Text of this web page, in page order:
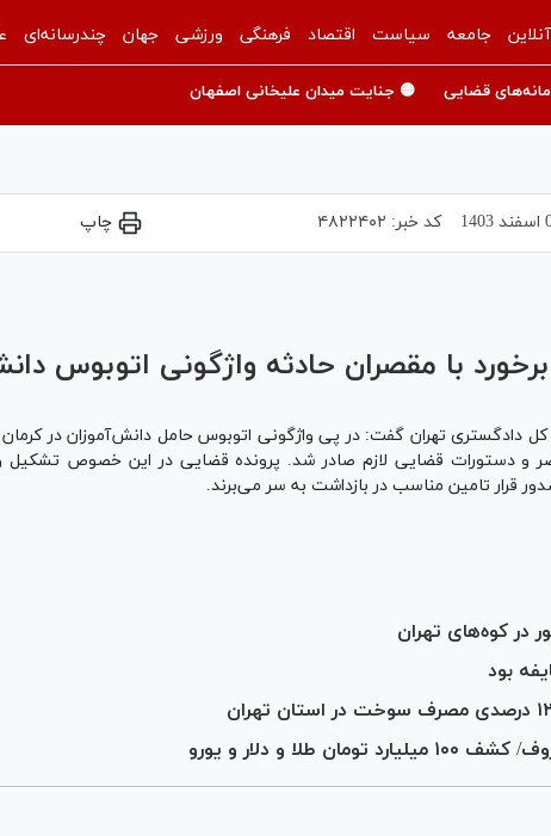
جامعه سیاست اقتصاد فرهنگی ورزشی جهان چندرسانه‌ای
قضایی 🟡 جنایت میدان علیخانی اصفهان
کد خبر: ۴۸۲۲۴۰۲ چاپ
Video
با مقصران حادثه واژگونی اتوبوس
و دستورات قضایی لازم صادر شد. پرونده قضایی در این خصوص
قرار تامین مناسب در بازداشت به سر می‌برند.
در کوه‌های تهران
و دلار و یورو